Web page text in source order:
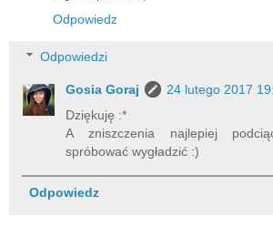
Odpowiedz
Odpowiedzi
Gosia Goraj
24 lutego 2017
Dziękuję :*
A zniszczenia najlepiej
spróbować wygładzić :)
Odpowiedz